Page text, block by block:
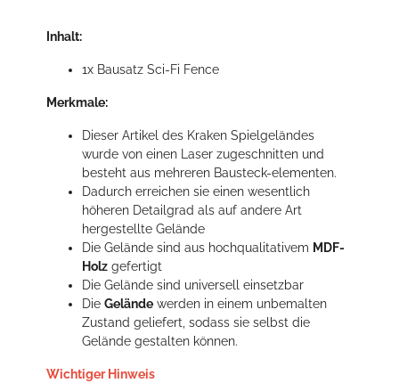
Inhalt:
1x Bausatz Sci-Fi Fence
Merkmale:
Dieser Artikel des Kraken Spielgeländes
wurde von einen Laser zugeschnitten und
besteht aus mehreren Bausteck-elementen.
Dadurch erreichen sie einen wesentlich
höheren Detailgrad als auf andere Art
hergestellte Gelände
Die Gelände sind aus hochqualitativem MDF-
Holz gefertigt
Die Gelände sind universell einsetzbar
Die Gelände werden in einem unbemalten
Zustand geliefert, sodass sie selbst die
Gelände gestalten können.
Wichtiger Hinweis